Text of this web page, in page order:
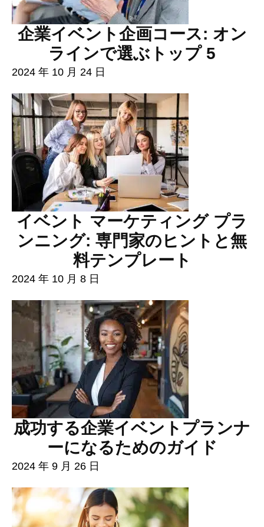
企業イベント企画コース: オン
ラインで選ぶトップ 5
2024 年 10 月 24 日
イベント マーケティング プラ
ンニング: 専門家のヒントと無
料テンプレート
2024 年 10 月 8 日
成功する企業イベントプランナ
ーになるためのガイド
2024 年 9 月 26 日